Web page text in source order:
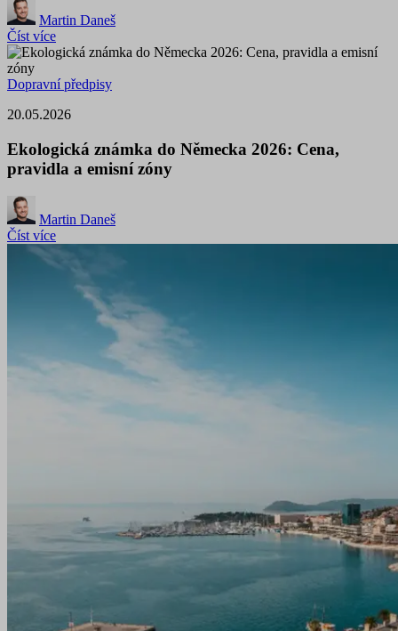
Martin Daneš
Číst více
Dopravní předpisy
20.05.2026
Ekologická známka do Německa 2026: Cena,
pravidla a emisní zóny
Martin Daneš
Číst více